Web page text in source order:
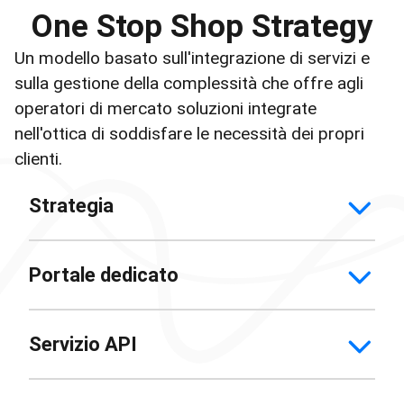
One Stop Shop Strategy
Un modello basato sull'integrazione di servizi e
sulla gestione della complessità che offre agli
operatori di mercato soluzioni integrate
nell'ottica di soddisfare le necessità dei propri
clienti.
Strategia
Portale dedicato
Servizio API